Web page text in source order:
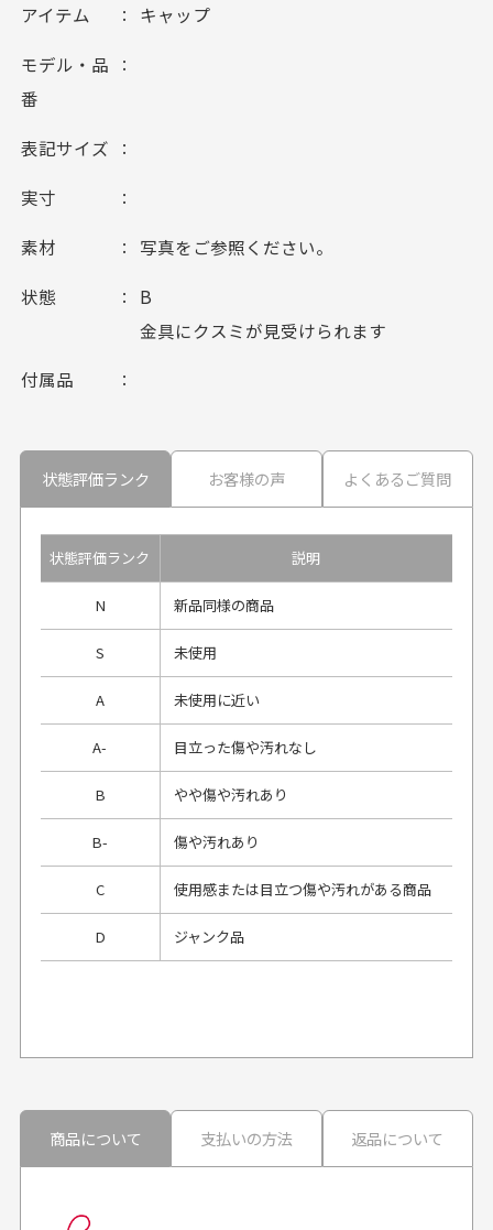
アイテム キャップ
モデル・品
番
表記サイズ
実寸
素材 写真をご参照ください。
状態
B
金具にクスミが見受けられます
付属品
状態評価ランク お客様の声 よくあるご質問
状態評価ランク 説明
N 新品同様の商品
S 未使用
A 未使用に近い
A- 目立った傷や汚れなし
B やや傷や汚れあり
B- 傷や汚れあり
C 使用感または目立つ傷や汚れがある商品
D ジャンク品
30代男性
良かった！
30代男性
商品について 支払いの方法 返品について